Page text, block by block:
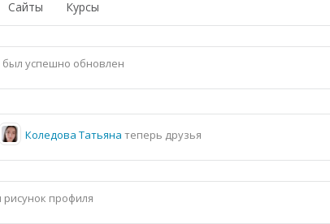
Сайты Курсы
был успешно обновлен
Коледова Татьяна теперь друзья
рисунок профиля